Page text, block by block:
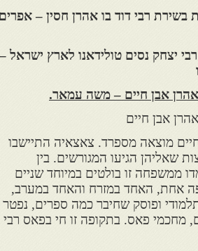
בשירת רבי דוד בו אהרן חסין – אפרים
יצחק נסים טולידאנו לארץ ישראל –
אהרן אבן חיים – משה עמאר.
אבן חיים
מוצאה מספרד. צאצאיה התיישבו
שאליהן הגיעו המגורשים. בין
ממשפחה זו בולטים במיוחד שניים
אחת, האחד במזרח והאחד במערב,
ופוסק שחיבר כמה ספרים, נפטר